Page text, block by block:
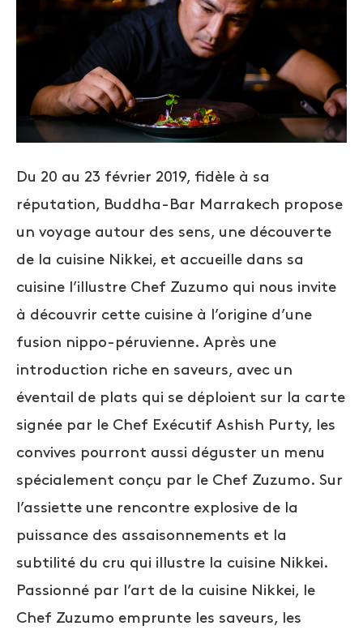
Du 20 au 23 février 2019, fidèle à sa
réputation, Buddha-Bar Marrakech propose
un voyage autour des sens, une découverte
de la cuisine Nikkei, et accueille dans sa
cuisine l’illustre Chef Zuzumo qui nous invite
à découvrir cette cuisine à l’origine d’une
fusion nippo-péruvienne. Après une
introduction riche en saveurs, avec un
éventail de plats qui se déploient sur la carte
signée par le Chef Exécutif Ashish Purty, les
convives pourront aussi déguster un menu
spécialement conçu par le Chef Zuzumo. Sur
l’assiette une rencontre explosive de la
puissance des assaisonnements et la
subtilité du cru qui illustre la cuisine Nikkei.
Passionné par l’art de la cuisine Nikkei, le
Chef Zuzumo emprunte les saveurs, les